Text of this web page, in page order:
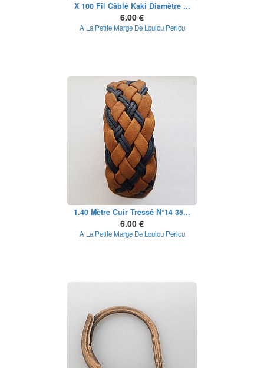
X 100 Fil Câblé Kaki Diamètre ...
6.00 €
A La Petite Marge De Loulou Perlou
1.40 Mètre Cuir Tressé N°14 35...
6.00 €
A La Petite Marge De Loulou Perlou